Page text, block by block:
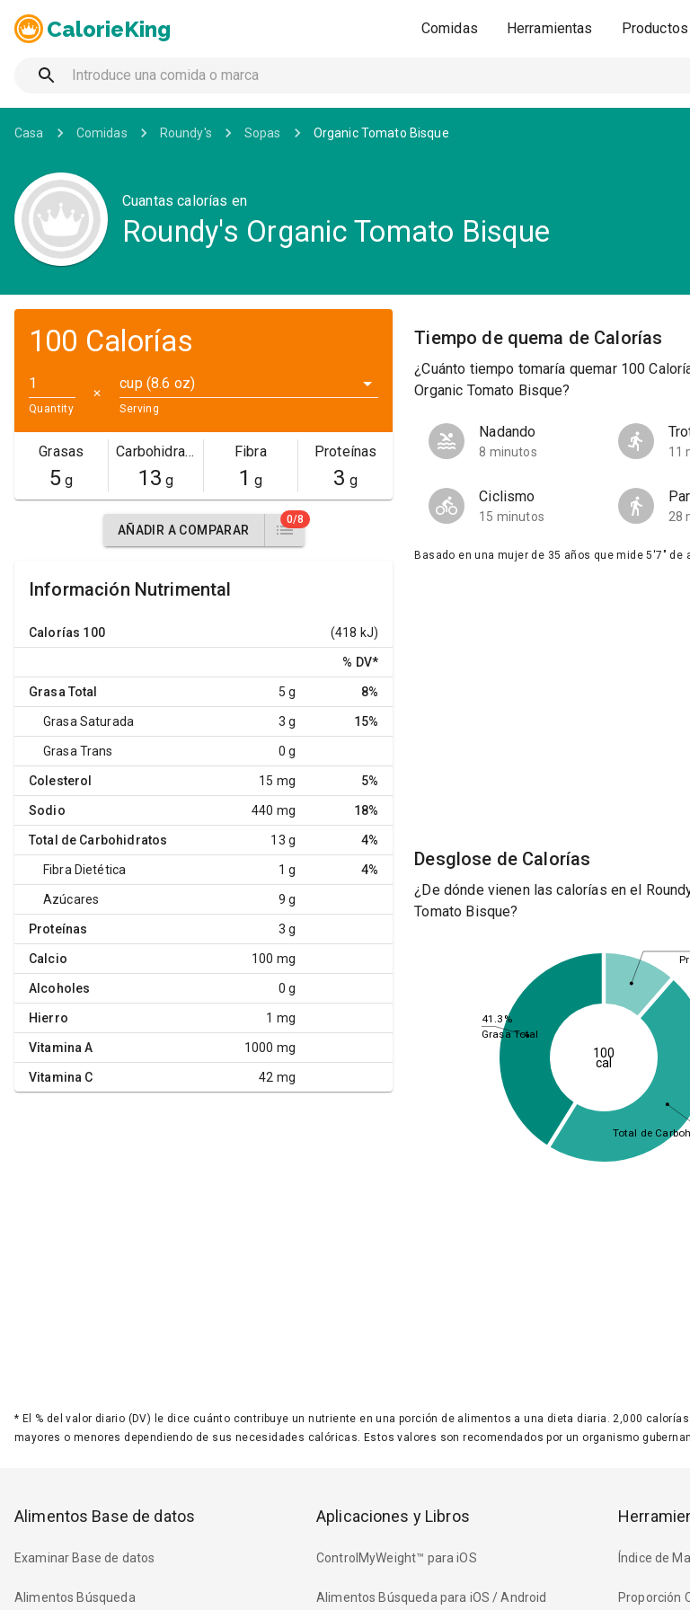
CalorieKing Comidas Herramientas Productos
Casa Comidas Roundy's Sopas Organic Tomato Bisque
Cuantas calorías en
Roundy's Organic Tomato Bisque
100 Calorías
Quantity
✕
cup (8.6 oz)
Serving
Grasas
5 g
Carbohidratos
13 g
Fibra
1 g
Proteínas
3 g
AÑADIR A COMPARAR
0/8
Información Nutrimental
Calorías 100 (418 kJ)
% DV*
Grasa Total 5 g 8%
Grasa Saturada 3 g 15%
Grasa Trans 0 g
Colesterol 15 mg 5%
Sodio 440 mg 18%
Total de Carbohidratos 13 g 4%
Fibra Dietética 1 g 4%
Azúcares 9 g
Proteínas 3 g
Calcio 100 mg
Alcoholes 0 g
Hierro 1 mg
Vitamina A 1000 mg
Vitamina C 42 mg
Tiempo de quema de Calorías
¿Cuánto tiempo tomaría quemar 100
Organic Tomato Bisque?
Nadando
8 minutos 11
Ciclismo
15 minutos 28
Basado en una mujer de 35 años que mide 5'7" de
Desglose de Calorías
¿De dónde vienen las calorías en el
Tomato Bisque?
41.3%
Total de
Grasa Total
100
cal
* El % del valor diario (DV) le dice cuánto contribuye un nutriente en una porción de alimentos a una dieta diaria. 2,000
mayores o menores dependiendo de sus necesidades calóricas. Estos valores son recomendados por un organismo
Alimentos Base de datos
Examinar Base de datos
Alimentos Búsqueda
Aplicaciones y Libros
ControlMyWeight™ para iOS
Alimentos Búsqueda para iOS / Android
Índice de
Proporción